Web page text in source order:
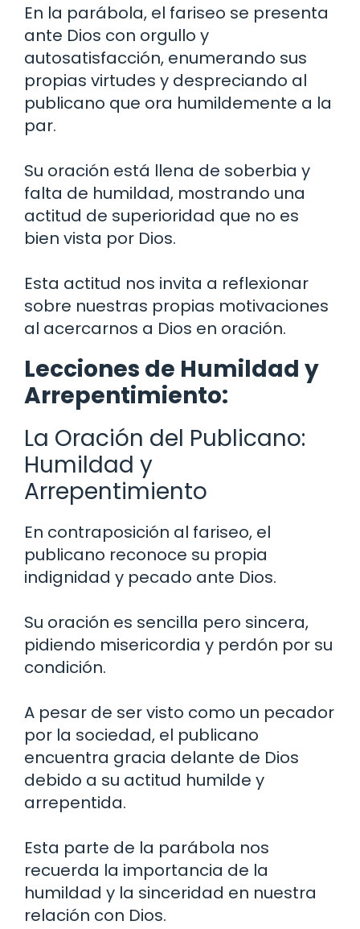
En la parábola, el fariseo se presenta
ante Dios con orgullo y
autosatisfacción, enumerando sus
propias virtudes y despreciando al
publicano que ora humildemente a la
par.
Su oración está llena de soberbia y
falta de humildad, mostrando una
actitud de superioridad que no es
bien vista por Dios.
Esta actitud nos invita a reflexionar
sobre nuestras propias motivaciones
al acercarnos a Dios en oración.
Lecciones de Humildad y
Arrepentimiento:
La Oración del Publicano:
Humildad y
Arrepentimiento
En contraposición al fariseo, el
publicano reconoce su propia
indignidad y pecado ante Dios.
Su oración es sencilla pero sincera,
pidiendo misericordia y perdón por su
condición.
A pesar de ser visto como un pecador
por la sociedad, el publicano
encuentra gracia delante de Dios
debido a su actitud humilde y
arrepentida.
Esta parte de la parábola nos
recuerda la importancia de la
humildad y la sinceridad en nuestra
relación con Dios.